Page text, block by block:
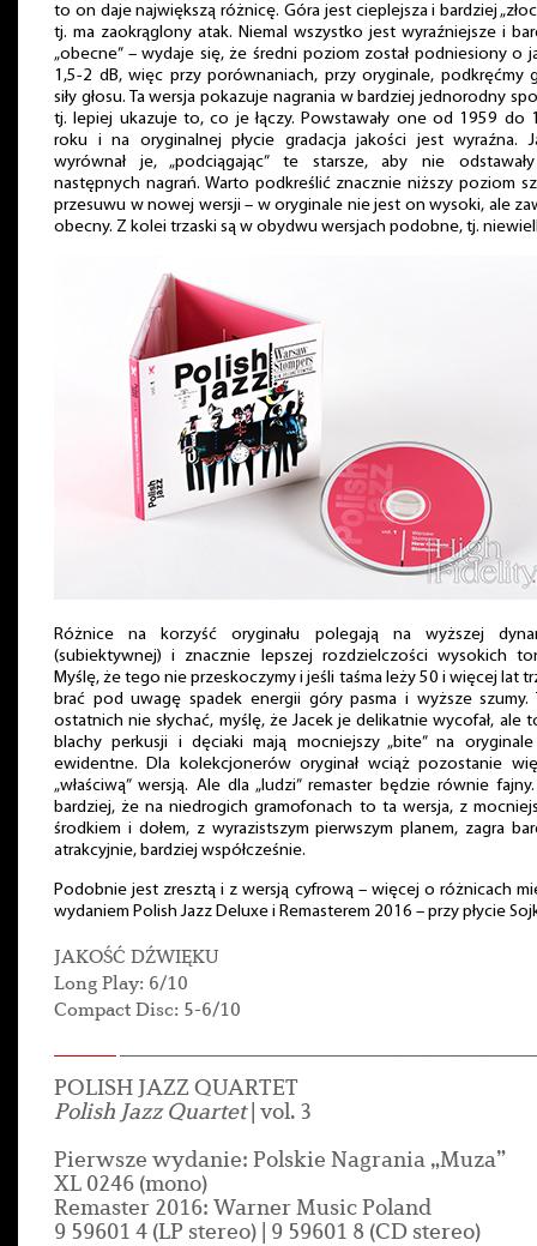
to on daje największą różnicę. Góra jest cieplejsza i bardziej
tj. ma zaokrąglony atak. Niemal wszystko jest wyraźniejsze i
„obecne” – wydaje się, że średni poziom został podniesiony o
1,5-2 dB, więc przy porównaniach, przy oryginale, podkręćmy
siły głosu. Ta wersja pokazuje nagrania w bardziej jednorodny
tj. lepiej ukazuje to, co je łączy. Powstawały one od 1959 do
roku i na oryginalnej płycie gradacja jakości jest wyraźna.
wyrównał je, „podciągając” te starsze, aby nie
następnych nagrań. Warto podkreślić znacznie niższy poziom
przesuwu w nowej wersji – w oryginale nie jest on wysoki, ale
obecny. Z kolei trzaski są w obydwu wersjach podobne, tj.
Różnice na korzyść oryginału polegają na wyższej
(subiektywnej) i znacznie lepszej rozdzielczości wysokich
Myślę, że tego nie przeskoczymy i jeśli taśma leży 50 i więcej lat
brać pod uwagę spadek energii góry pasma i wyższe szumy.
ostatnich nie słychać, myślę, że Jacek je delikatnie wycofał, ale
blachy perkusji i dęciaki mają mocniejszy „bite” na
ewidentne. Dla kolekcjonerów oryginał wciąż pozostanie
„właściwą” wersją. Ale dla „ludzi” remaster będzie równie fajny.
bardziej, że na niedrogich gramofonach to ta wersja, z
środkiem i dołem, z wyrazistszym pierwszym planem, zagra
atrakcyjnie, bardziej współcześnie.
Podobnie jest zresztą i z wersją cyfrową – więcej o różnicach
wydaniem Polish Jazz Deluxe i Remasterem 2016 – przy płycie
JAKOŚĆ DŹWIĘKU
Long Play: 6/10
Compact Disc: 5-6/10
POLISH JAZZ QUARTET
Polish Jazz Quartet| vol. 3
Pierwsze wydanie: Polskie Nagrania „Muza”
XL 0246 (mono)
Remaster 2016: Warner Music Poland
9 59601 4 (LP stereo) | 9 59601 8 (CD stereo)